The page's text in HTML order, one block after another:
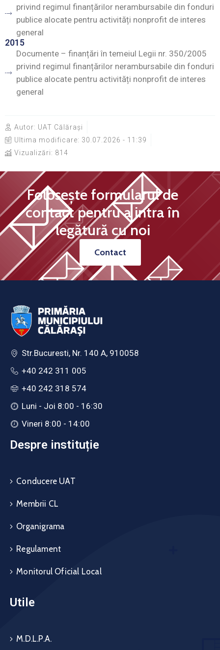
privind regimul finanțărilor nerambursabile din fonduri
publice alocate pentru activități nonprofit de interes
general
2015
Documente – finanțări în temeiul Legii nr. 350/2005
privind regimul finanțărilor nerambursabile din fonduri
publice alocate pentru activități nonprofit de interes
general
Autor: UAT Călărași
Ultima modificare: 30.07.2026 - 11:39
Vizualizări: 814
Folosește formularul de
contact pentru a intra în
legătură cu noi
Contact
Str.Bucuresti, Nr. 140 A, 910058
+40 242 311 005
+40 242 318 574
Luni - Joi 8:00 - 16:30
Vineri 8:00 - 14:00
Despre instituție
Conducere UAT
Membrii CL
Organigrama
Regulament
Monitorul Oficial Local
Utile
M.D.L.P.A.